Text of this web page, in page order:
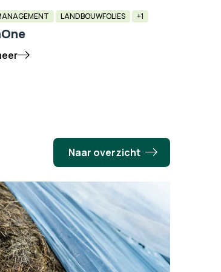
LANDBOUWFOLIES +1
Naar overzicht